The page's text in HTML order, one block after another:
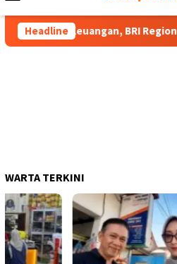
Mobile
Headline
Keuangan, BRI Region 13
WARTA TERKINI